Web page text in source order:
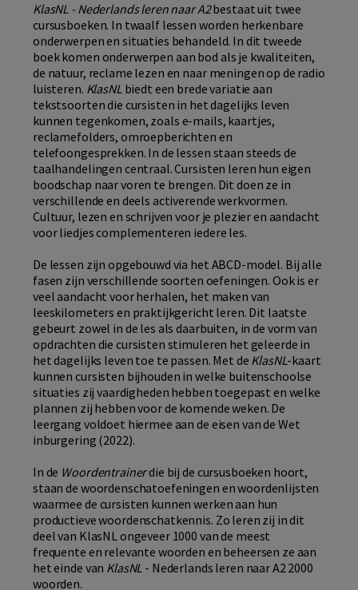
KlasNL - Nederlands leren naar A2bestaat uit twee
cursusboeken. In twaalf lessen worden herkenbare
onderwerpen en situaties behandeld. In dit tweede
boek komen onderwerpen aan bod als je kwaliteiten,
de natuur, reclame lezen en naar meningen op de radio
luisteren. KlasNLbiedt een brede variatie aan
tekstsoorten die cursisten in het dagelijks leven
kunnen tegenkomen, zoals e-mails, kaartjes,
reclamefolders, omroepberichten en
telefoongesprekken. In de lessen staan steeds de
taalhandelingen centraal. Cursisten leren hun eigen
boodschap naar voren te brengen. Dit doen ze in
verschillende en deels activerende werkvormen.
Cultuur, lezen en schrijven voor je plezier en aandacht
voor liedjes complementeren iedere les.
De lessen zijn opgebouwd via het ABCD-model. Bij alle
fasen zijn verschillende soorten oefeningen. Ook is er
veel aandacht voor herhalen, het maken van
leeskilometers en praktijkgericht leren. Dit laatste
gebeurt zowel in de les als daarbuiten, in de vorm van
opdrachten die cursisten stimuleren het geleerde in
het dagelijks leven toe te passen. Met de KlasNL-kaart
kunnen cursisten bijhouden in welke buitenschoolse
situaties zij vaardigheden hebben toegepast en welke
plannen zij hebben voor de komende weken. De
leergang voldoet hiermee aan de eisen van de Wet
inburgering (2022).
In de Woordentrainerdie bij de cursusboeken hoort,
staan de woordenschatoefeningen en woordenlijsten
waarmee de cursisten kunnen werken aan hun
productieve woordenschatkennis. Zo leren zij in dit
deel van KlasNL ongeveer 1000 van de meest
frequente en relevante woorden en beheersen ze aan
het einde van KlasNL - Nederlands leren naar A2 2000
woorden.